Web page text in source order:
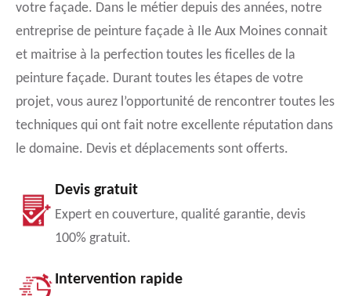
votre façade. Dans le métier depuis des années, notre
entreprise de peinture façade à Ile Aux Moines connait
et maitrise à la perfection toutes les ficelles de la
peinture façade. Durant toutes les étapes de votre
projet, vous aurez l’opportunité de rencontrer toutes les
techniques qui ont fait notre excellente réputation dans
le domaine. Devis et déplacements sont offerts.
Devis gratuit
Expert en couverture, qualité garantie, devis
100% gratuit.
Intervention rapide